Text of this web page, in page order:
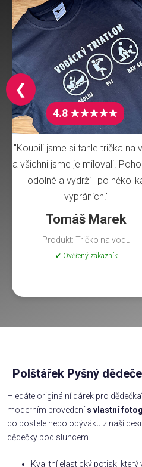
4.8 ★★★★★
"Koupili jsme si tahle trička na
a všichni jsme je milovali.
odolné a vydrží i po
vypráních."
Tomáš Marek
Produkt: Tričko na vodu
✔ Ověřený zákazník
❮
Polštářek Pyšný
Hledáte originální dárek pro
moderním provedení s vlastní
do postele nebo obýváku z naší
dědečky pod sluncem.
Kvalitní elastický potisk, který